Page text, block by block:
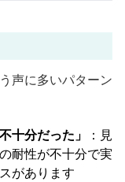
声に多いパターン
十分だった」
：見
耐性が不十分で実
があります